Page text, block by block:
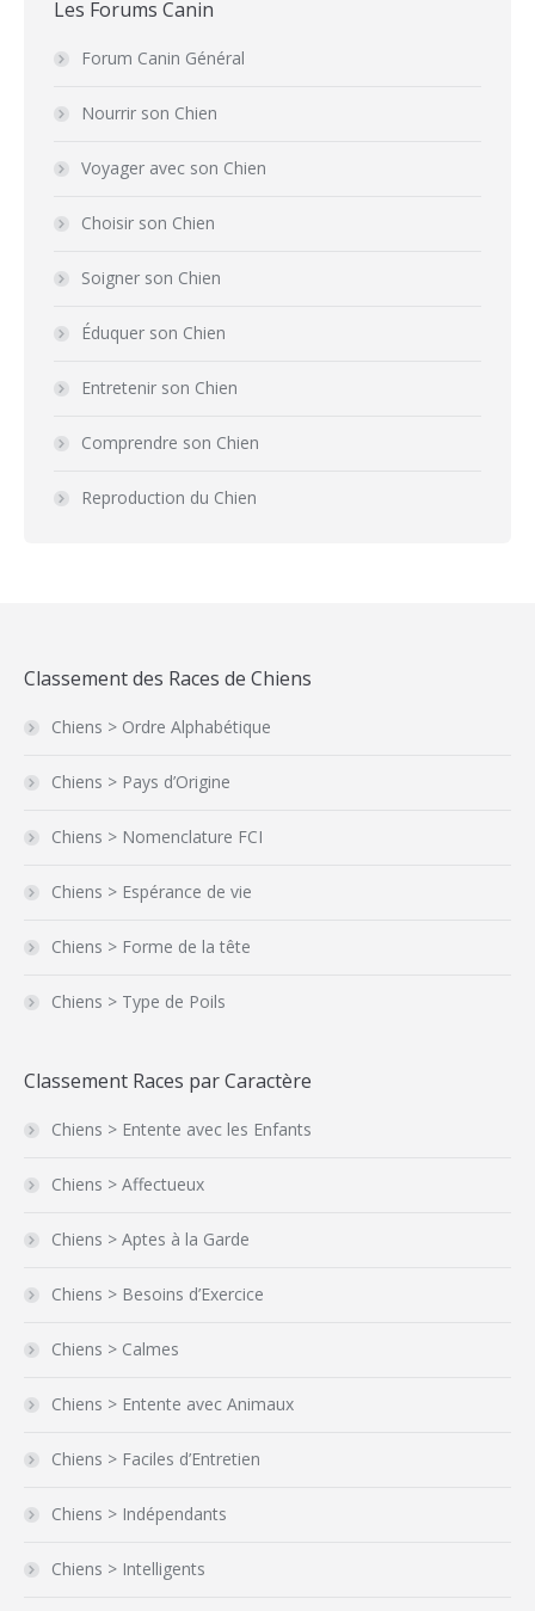
Les Forums Canin
Forum Canin Général
Nourrir son Chien
Voyager avec son Chien
Choisir son Chien
Soigner son Chien
Éduquer son Chien
Entretenir son Chien
Comprendre son Chien
Reproduction du Chien
Classement des Races de Chiens
Chiens > Ordre Alphabétique
Chiens > Pays d’Origine
Chiens > Nomenclature FCI
Chiens > Espérance de vie
Chiens > Forme de la tête
Chiens > Type de Poils
Classement Races par Caractère
Chiens > Entente avec les Enfants
Chiens > Affectueux
Chiens > Aptes à la Garde
Chiens > Besoins d’Exercice
Chiens > Calmes
Chiens > Entente avec Animaux
Chiens > Faciles d’Entretien
Chiens > Indépendants
Chiens > Intelligents